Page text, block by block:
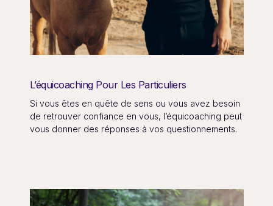
L’équicoaching Pour Les Particuliers
Si vous êtes en quête de sens ou vous avez besoin
de retrouver confiance en vous, l’équicoaching peut
vous donner des réponses à vos questionnements.